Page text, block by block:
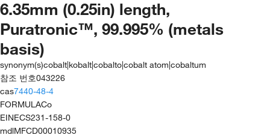
6.35mm (0.25in) length,
Puratronic™, 99.995% (metals
basis)
synonym(s)cobalt|kobalt|cobalto|cobalt atom|cobaltum
참조 번호043226
cas7440-48-4
FORMULACo
EINECS231-158-0
mdlMFCD00010935